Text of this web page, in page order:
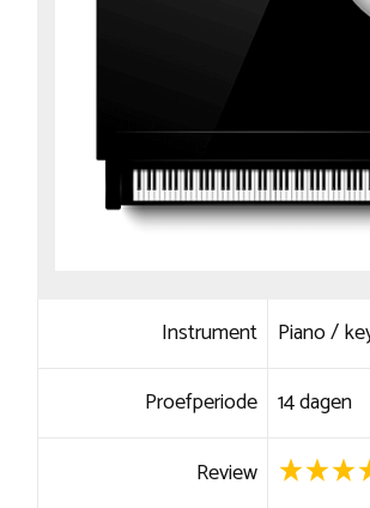
Instrument Piano /
Proefperiode 14 dagen
Review